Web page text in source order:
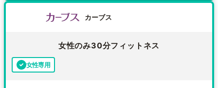
カーブス
女性のみ30分フィットネス
女性専用